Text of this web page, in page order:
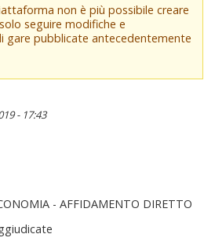
non è più possibile creare
seguire modifiche e
gare pubblicate antecedentemente
- 17:43
- AFFIDAMENTO DIRETTO